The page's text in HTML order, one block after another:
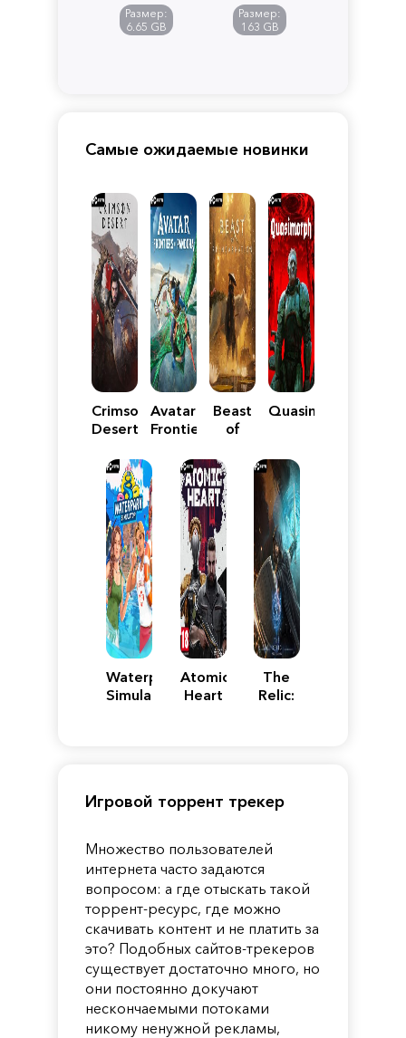
Размер:
6.65 GB
Размер:
163 GB
Самые ожидаемые новинки
Crimson
Desert
Avatar:
Frontiers
Pandora
Beast
of
Quasimorph
Waterpark
Simulator
Atomic
Heart
The
Relic:
Игровой торрент трекер
Множество пользователей
интернета часто задаются
вопросом: а где отыскать такой
торрент-ресурс, где можно
скачивать контент и не платить за
это? Подобных сайтов-трекеров
существует достаточно много, но
они постоянно докучают
нескончаемыми потоками
никому ненужной рекламы,